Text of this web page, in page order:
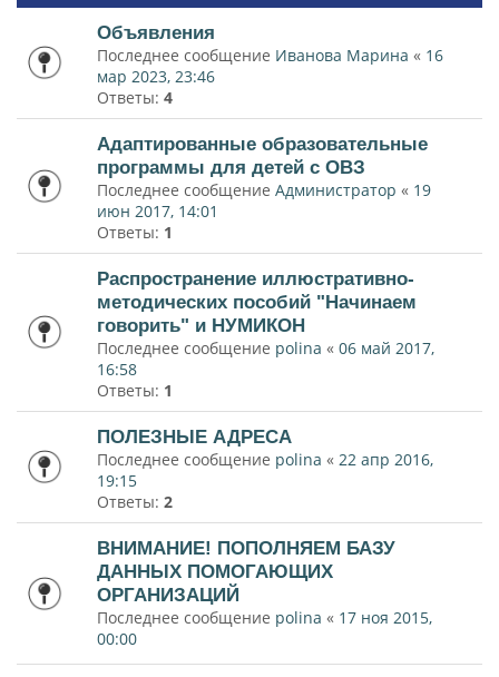
Объявления
Последнее сообщение Иванова Марина « 16
мар 2023, 23:46
Ответы: 4
Адаптированные образовательные
программы для детей с ОВЗ
Последнее сообщение Администратор « 19
июн 2017, 14:01
Ответы: 1
Распространение иллюстративно-
методических пособий "Начинаем
говорить" и НУМИКОН
Последнее сообщение polina « 06 май 2017,
16:58
Ответы: 1
ПОЛЕЗНЫЕ АДРЕСА
Последнее сообщение polina « 22 апр 2016,
19:15
Ответы: 2
ВНИМАНИЕ! ПОПОЛНЯЕМ БАЗУ
ДАННЫХ ПОМОГАЮЩИХ
ОРГАНИЗАЦИЙ
Последнее сообщение polina « 17 ноя 2015,
00:00